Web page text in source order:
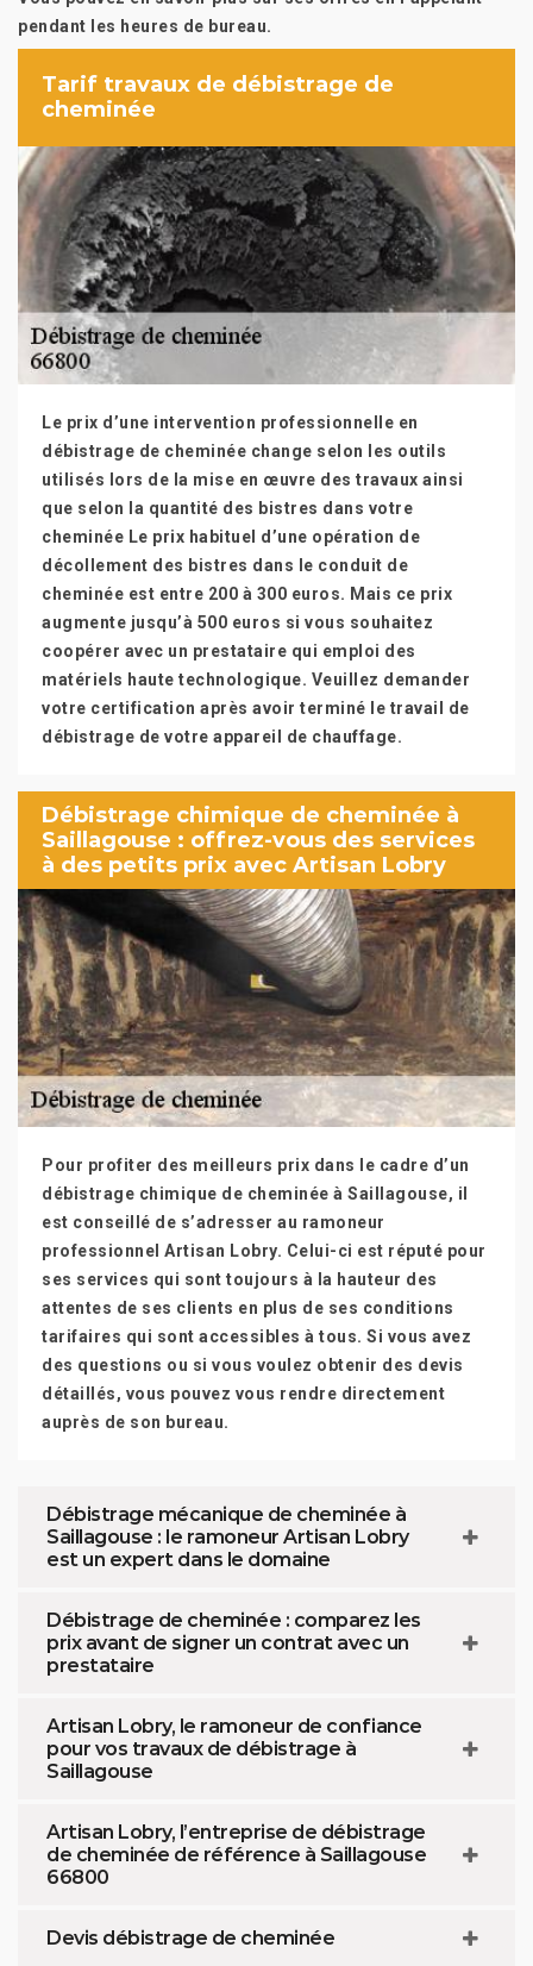
pendant les heures de bureau.
Tarif travaux de débistrage de
cheminée
Le prix d’une intervention professionnelle en
débistrage de cheminée change selon les outils
utilisés lors de la mise en œuvre des travaux ainsi
que selon la quantité des bistres dans votre
cheminée Le prix habituel d’une opération de
décollement des bistres dans le conduit de
cheminée est entre 200 à 300 euros. Mais ce prix
augmente jusqu’à 500 euros si vous souhaitez
coopérer avec un prestataire qui emploi des
matériels haute technologique. Veuillez demander
votre certification après avoir terminé le travail de
débistrage de votre appareil de chauffage.
Débistrage chimique de cheminée à
Saillagouse : offrez-vous des services
à des petits prix avec Artisan Lobry
Pour profiter des meilleurs prix dans le cadre d’un
débistrage chimique de cheminée à Saillagouse, il
est conseillé de s’adresser au ramoneur
professionnel Artisan Lobry. Celui-ci est réputé pour
ses services qui sont toujours à la hauteur des
attentes de ses clients en plus de ses conditions
tarifaires qui sont accessibles à tous. Si vous avez
des questions ou si vous voulez obtenir des devis
détaillés, vous pouvez vous rendre directement
auprès de son bureau.
Débistrage mécanique de cheminée à
Saillagouse : le ramoneur Artisan Lobry
est un expert dans le domaine
Débistrage de cheminée : comparez les
prix avant de signer un contrat avec un
prestataire
Artisan Lobry, le ramoneur de confiance
pour vos travaux de débistrage à
Saillagouse
Artisan Lobry, l’entreprise de débistrage
de cheminée de référence à Saillagouse
66800
Devis débistrage de cheminée